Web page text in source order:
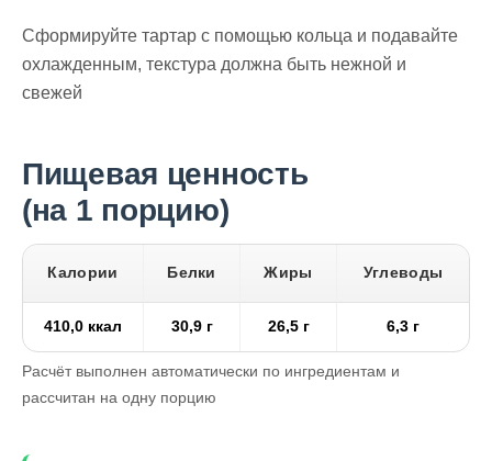
Сформируйте тартар с помощью кольца и подавайте
охлажденным, текстура должна быть нежной и
свежей
Пищевая ценность
(на 1 порцию)
Калории Белки Жиры Углеводы
410,0 ккал 30,9 г 26,5 г 6,3 г
Расчёт выполнен автоматически по ингредиентам и
рассчитан на одну порцию